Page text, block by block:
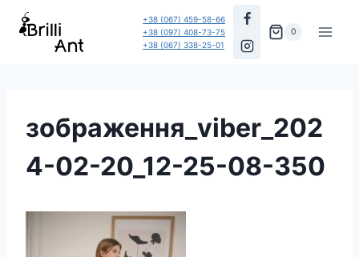
Перейти
+38 (067) 459-58-66
+38 (097) 408-73-75
+38 (067) 338-25-01
0
зображення_viber_202
4-02-20_12-25-08-350